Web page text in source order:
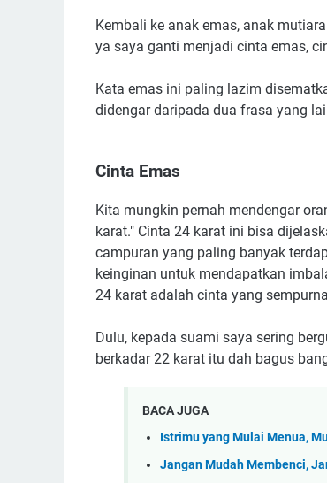
Kembali ke anak emas, anak
ya saya ganti menjadi cinta emas,
Kata emas ini paling lazim
didengar daripada dua frasa yang
Cinta Emas
Kita mungkin pernah mendengar
karat." Cinta 24 karat ini bisa
campuran yang paling banyak
keinginan untuk mendapatkan
24 karat adalah cinta yang
Dulu, kepada suami saya sering
berkadar 22 karat itu dah bagus
BACA JUGA
Istrimu yang Mulai Menua,
Jangan Mudah Membenci,